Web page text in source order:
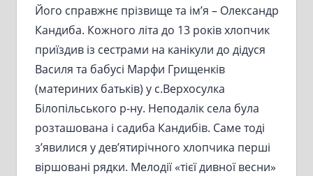
Його справжнє прізвище та ім’я – Олександр
Кандиба. Кожного літа до 13 років хлопчик
приїздив із сестрами на канікули до дідуся
Василя та бабусі Марфи Грищенків
(материних батьків) у с.Верхосулка
Білопільського р-ну. Неподалік села була
розташована і садиба Кандибів. Саме тоді
з’явилися у дев’ятирічного хлопчика перші
віршовані рядки. Мелодії «тієї дивної весни»